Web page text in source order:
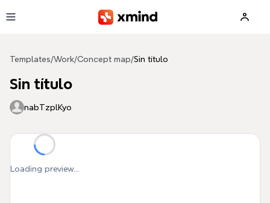
Templates/Work/Concept map/Sin título
Sin título
nabTzplKyo
Loading preview...